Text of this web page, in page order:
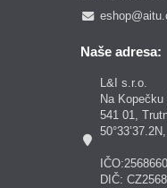
Naše adresa:
L&I s.r.o.
Na Kopečku
541 01,
DIČ: